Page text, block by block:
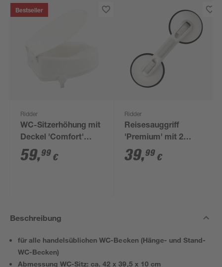
Bestseller
Ridder
WC-Sitzerhöhung mit
Deckel 'Comfort'
weiß bis 150 kg
59,99 €
Ridder
Reisesauggriff
'Premium' mit 2
Saugern weiß 33 cm
39,99 €
Beschreibung
für alle handelsüblichen WC-Becken (Hänge- und Stand-
WC-Becken)
Abmessung WC-Sitz: ca. 42 x 39,5 x 10 cm